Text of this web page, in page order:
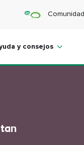
Comunidad
y consejos